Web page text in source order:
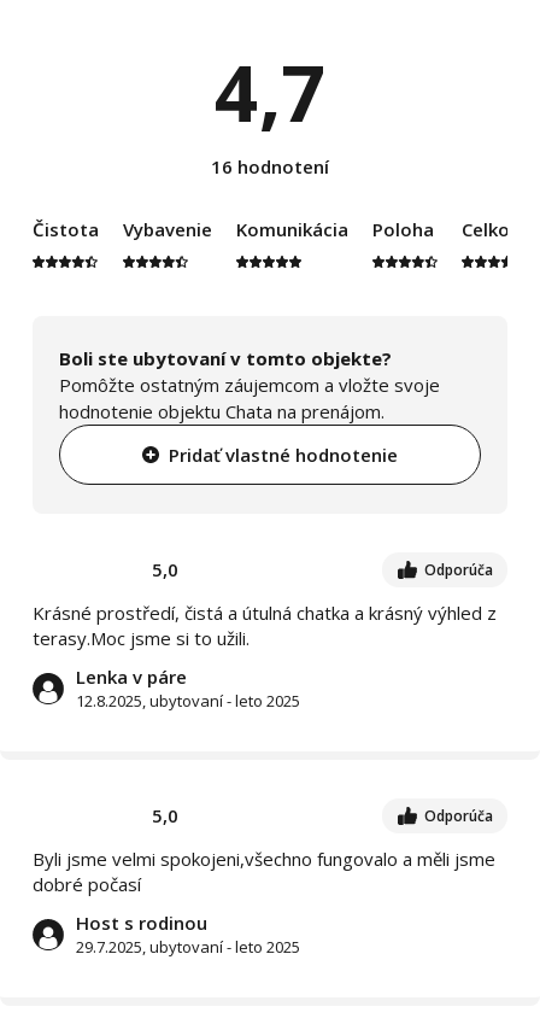
4,7
16 hodnotení
Čistota Vybavenie Komunikácia Poloha Celkový
Boli ste ubytovaní v tomto objekte?
Pomôžte ostatným záujemcom a vložte svoje
hodnotenie objektu Chata na prenájom.
Pridať vlastné hodnotenie
5,0 Odporúča
Krásné prostředí, čistá a útulná chatka a krásný výhled z
terasy.Moc jsme si to užili.
Lenka v páre
12.8.2025, ubytovaní - leto 2025
5,0 Odporúča
Byli jsme velmi spokojeni,všechno fungovalo a měli jsme
dobré počasí
Host s rodinou
29.7.2025, ubytovaní - leto 2025